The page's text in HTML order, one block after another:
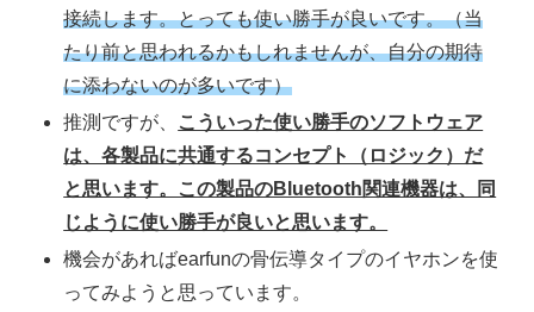
接続します。とっても使い勝手が良いです。（当
たり前と思われるかもしれませんが、自分の期待
に添わないのが多いです）
推測ですが、
こういった使い勝手のソフトウェア
は、各製品に共通するコンセプト（ロジック）だ
と思います。この製品のBluetooth関連機器は、同
じように使い勝手が良いと思います。
機会があればearfunの骨伝導タイプのイヤホンを使
ってみようと思っています。